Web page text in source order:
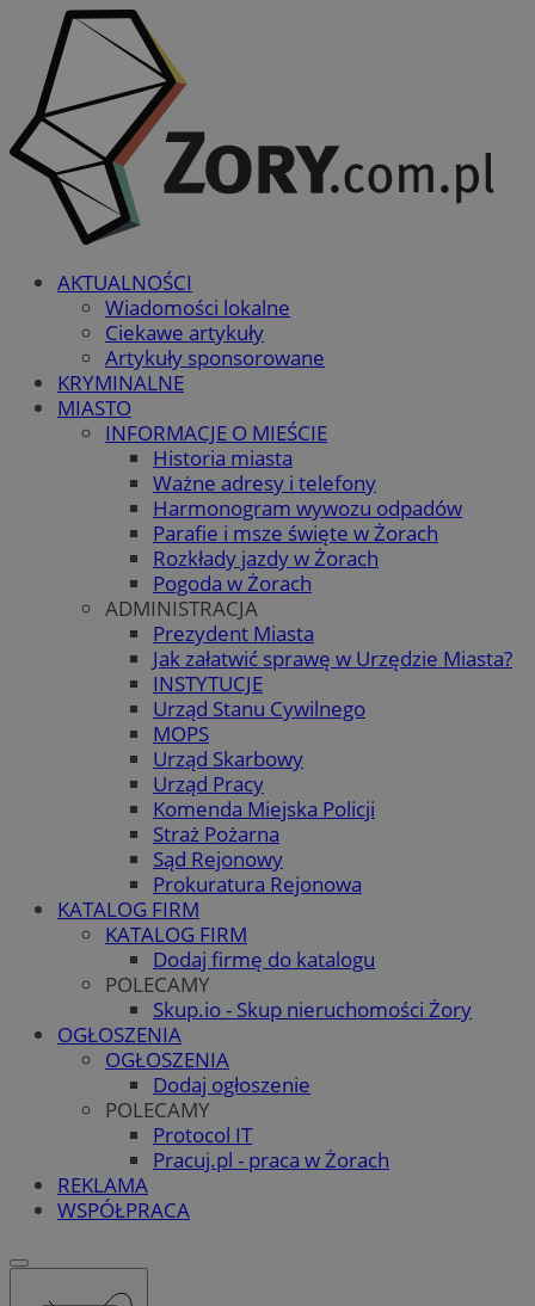
AKTUALNOŚCI
Wiadomości lokalne
Ciekawe artykuły
Artykuły sponsorowane
KRYMINALNE
MIASTO
INFORMACJE O MIEŚCIE
Historia miasta
Ważne adresy i telefony
Harmonogram wywozu odpadów
Parafie i msze święte w Żorach
Rozkłady jazdy w Żorach
Pogoda w Żorach
ADMINISTRACJA
Prezydent Miasta
Jak załatwić sprawę w Urzędzie Miasta?
INSTYTUCJE
Urząd Stanu Cywilnego
MOPS
Urząd Skarbowy
Urząd Pracy
Komenda Miejska Policji
Straż Pożarna
Sąd Rejonowy
Prokuratura Rejonowa
KATALOG FIRM
KATALOG FIRM
Dodaj firmę do katalogu
POLECAMY
Skup.io - Skup nieruchomości Żory
OGŁOSZENIA
OGŁOSZENIA
Dodaj ogłoszenie
POLECAMY
Protocol IT
Pracuj.pl - praca w Żorach
REKLAMA
WSPÓŁPRACA